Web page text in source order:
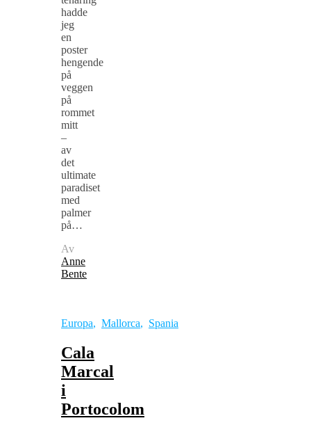
hadde
jeg
en
poster
hengende
på
veggen
på
rommet
mitt
–
av
det
ultimate
paradiset
med
palmer
på…
Av
Anne
Bente
Europa, Mallorca, Spania
Cala
Marcal
i
Portocolom